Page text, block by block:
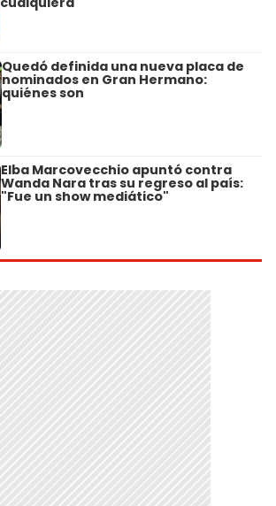
Quedó definida una nueva placa de
nominados en Gran Hermano:
quiénes son
Elba Marcovecchio apuntó contra
Wanda Nara tras su regreso al país:
"Fue un show mediático"